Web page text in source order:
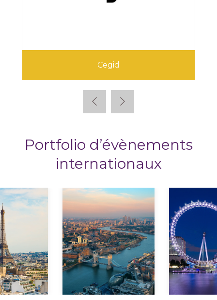
Cegid
Portfolio d’évènements
internationaux